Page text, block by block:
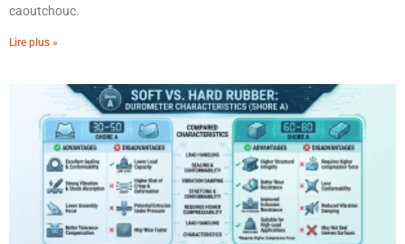
caoutchouc.
Lire plus »